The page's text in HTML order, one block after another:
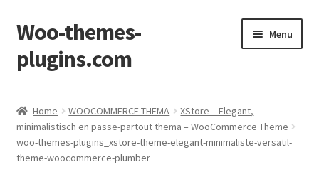
Skip
to
navigation
Skip
to
content
Woo-themes-
plugins.com
Menu
Home WOOCOMMERCE-THEMA
XStore – Elegant,
minimalistisch en passe-partout thema – WooCommerce Theme
woo-themes-plugins_xstore-theme-elegant-minimaliste-versatil-
theme-woocommerce-plumber